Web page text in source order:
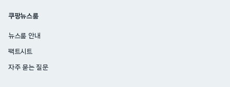
쿠팡뉴스룸
뉴스룸 안내
팩트시트
자주 묻는 질문